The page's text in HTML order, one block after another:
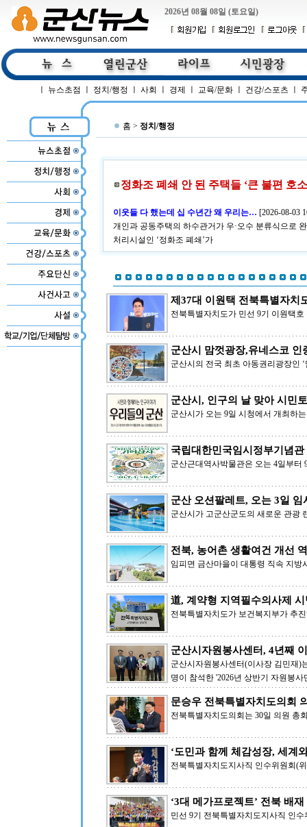
2026년 08월 08일 (토요일)
뉴스초점 정치/행정 사회 경제 교육/문화 건강/스포츠
홈 > 정치/행정
정화조 폐쇄 안 된 주택들 ‘큰 불편 호
이웃들 다 했는데 십 수년간 왜 우리는… [2026-08-03
개인과 공동주택의 하수관거가 우·오수 분류식으로
처리시설인 ‘정화조 폐쇄’가
제37대 이원택 전북특별자치
전북특별자치도가 민선 9기 이원택
군산시 맘껏광장,유네스코 인
군산시의 전국 최초 아동권리광장인
군산시, 인구의 날 맞아 시민
군산시가 오는 9일 시청에서 개최하
국립대한민국임시정부기념
군산근대역사박물관은 오는 4일부터
군산 오션팔레트, 오는 3일
군산시가 고군산군도의 새로운 관광
전북, 농어촌 생활여건 개선
임피면 금산마을이 대통령 직속 지방
道, 계약형 지역필수의사제
전북특별자치도가 보건복지부가 추
군산시자원봉사센터, 4년째
군산시자원봉사센터(이사장 김민재)
명이 참석한 '2026년 상반기 자원봉사
문승우 전북특별자치도의회
전북특별자치도의회는 30일 의원 총
‘도민과 함께 체감성장, 세계
전북특별자치도지사직 인수위원회(
‘3대 메가프로젝트’ 전북 배
민선 9기 전북특별자치도지사직 인